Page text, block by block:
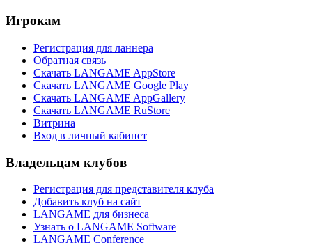
Игрокам
Регистрация для ланнера
Обратная связь
Скачать LANGAME AppStore
Скачать LANGAME Google Play
Скачать LANGAME AppGallery
Скачать LANGAME RuStore
Витрина
Вход в личный кабинет
Владельцам клубов
Регистрация для представителя клуба
Добавить клуб на сайт
LANGAME для бизнеса
Узнать о LANGAME Software
LANGAME Conference